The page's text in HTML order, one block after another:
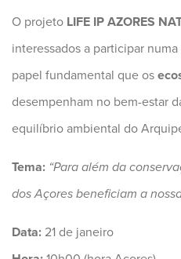
O projeto LIFE IP AZORES
interessados a participar numa
papel fundamental que os
desempenham no bem-estar
equilíbrio ambiental do
Tema: “Para além da
dos Açores beneficiam a
Data: 21 de janeiro